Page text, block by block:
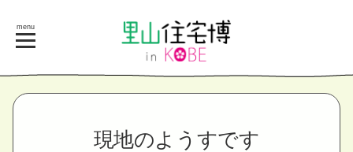
menu
現地のようすです